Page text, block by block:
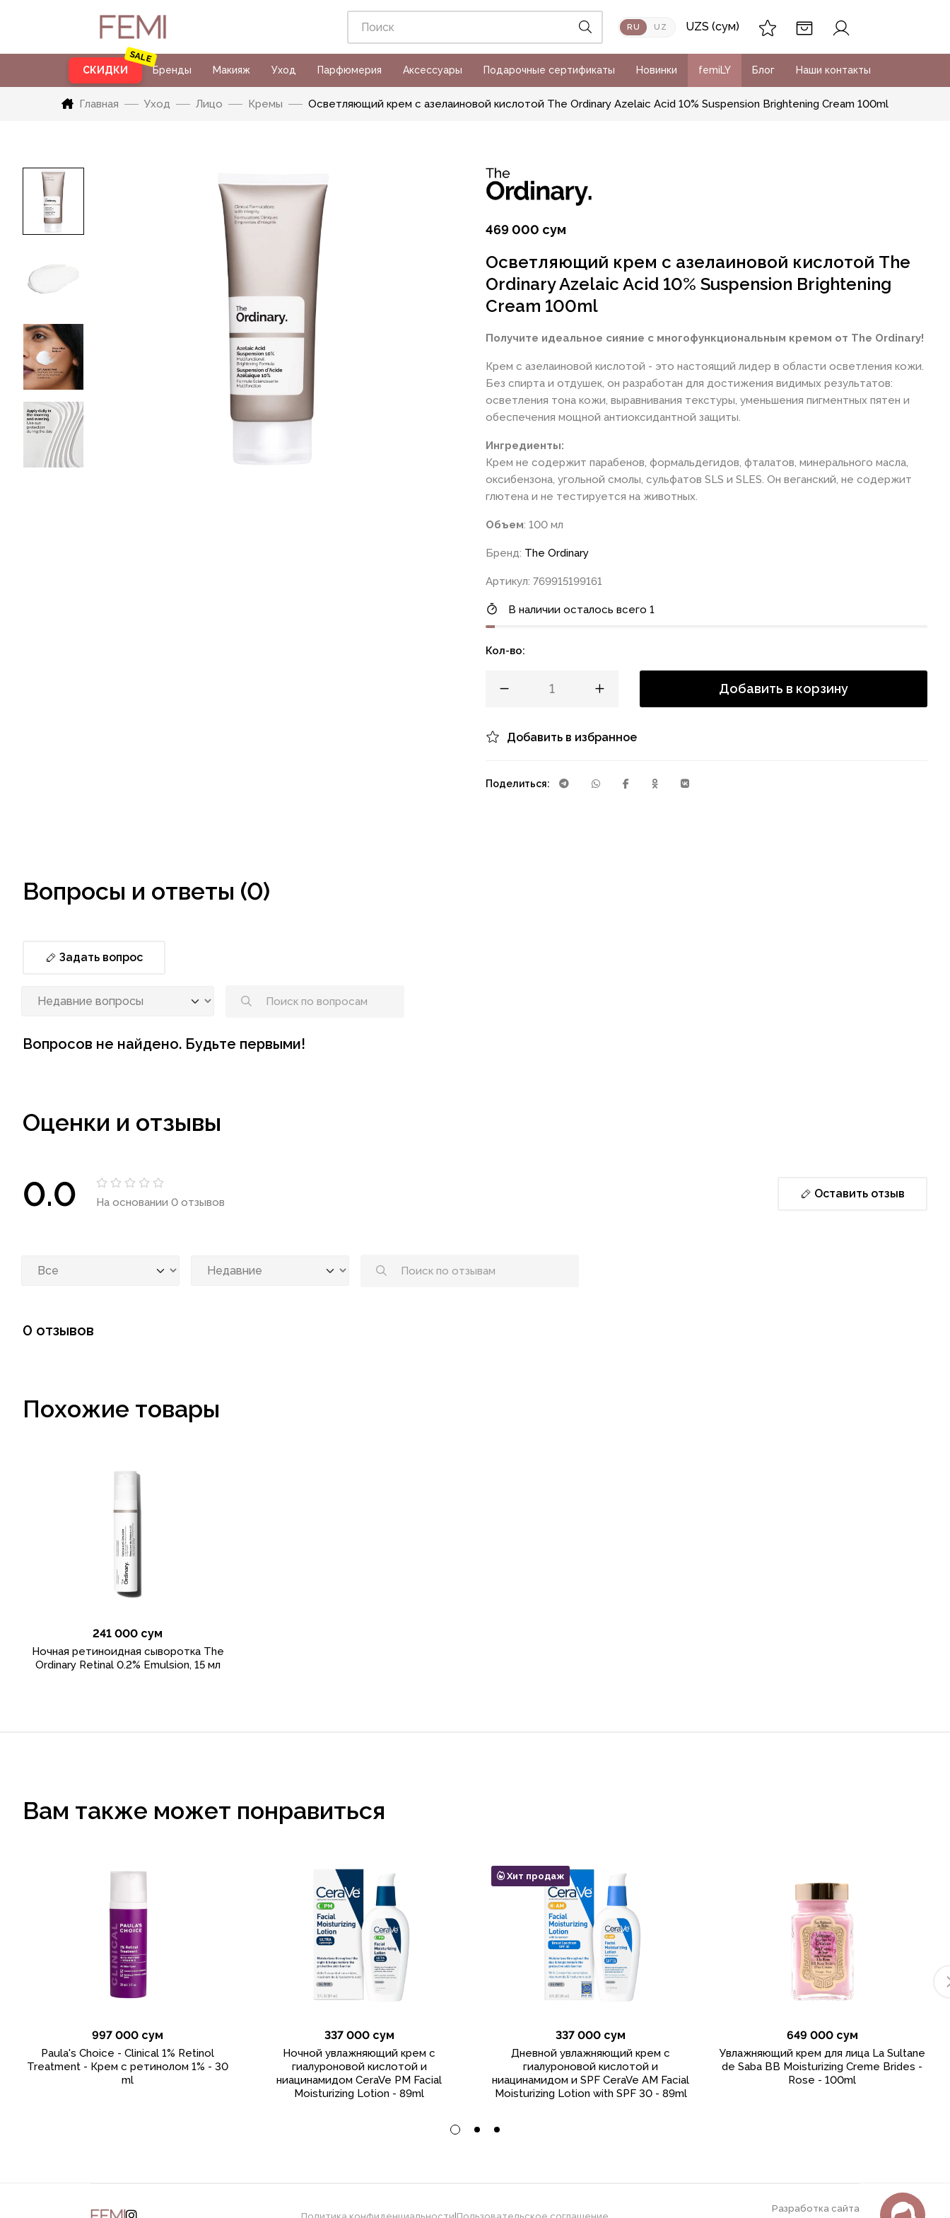
RU UZ UZS (сум)
СКИДКИ Бренды Макияж Уход Парфюмерия Аксессуары Подарочные сертификаты Новинки femiLY Блог Наши контакты
Главная Уход Лицо Кремы Осветляющий крем с азелаиновой кислотой The Ordinary Azelaic Acid 10% Suspension Brightening Cream 100ml
469 000 сум
Осветляющий крем с азелаиновой кислотой The
Ordinary Azelaic Acid 10% Suspension Brightening
Cream 100ml
Получите идеальное сияние с многофункциональным кремом от The Ordinary!
Крем с азелаиновой кислотой - это настоящий лидер в области осветления кожи.
Без спирта и отдушек, он разработан для достижения видимых результатов:
осветления тона кожи, выравнивания текстуры, уменьшения пигментных пятен и
обеспечения мощной антиоксидантной защиты.
Ингредиенты:
Крем не содержит парабенов, формальдегидов, фталатов, минерального масла,
оксибензона, угольной смолы, сульфатов SLS и SLES. Он веганский, не содержит
глютена и не тестируется на животных.
Объем: 100 мл
Бренд: The Ordinary
Артикул: 769915199161
В наличии осталось всего 1
Кол-во:
Добавить в корзину
Добавить в избранное
Поделиться:
Вопросы и ответы (0)
Задать вопрос
Вопросов не найдено. Будьте первыми!
Оценки и отзывы
0.0 На основании 0 отзывов
Оставить отзыв
0 отзывов
Похожие товары
241 000 сум
Ночная ретиноидная сыворотка The
Ordinary Retinal 0.2% Emulsion, 15 мл
Вам также может понравиться
997 000 сум
Paula's Choice - Clinical 1% Retinol
Treatment - Крем с ретинолом 1% - 30
ml
337 000 сум
Ночной увлажняющий крем с
гиалуроновой кислотой и
ниацинамидом CeraVe PM Facial
Moisturizing Lotion - 89ml
Хит продаж
337 000 сум
Дневной увлажняющий крем с
гиалуроновой кислотой и
ниацинамидом и SPF CeraVe AM Facial
Moisturizing Lotion with SPF 30 - 89ml
649 000 сум
Увлажняющий крем для лица La Sultane
de Saba BB Moisturizing Creme Brides -
Rose - 100ml
Разработка сайта